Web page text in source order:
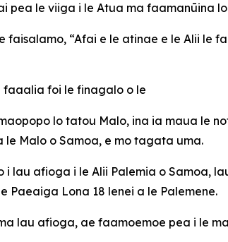
pea le viiga i le Atua ma faamanūina
“Afai e le atinae e le Alii le
foi le finagalo o le
lo tatou Malo, ina ia maua le
Malo o Samoa, e mo tagata uma.
lau afioga i le Alii Palemia o Samoa,
Paeaiga Lona 18 lenei a le Palemene.
lau afioga, ae faamoemoe pea i le